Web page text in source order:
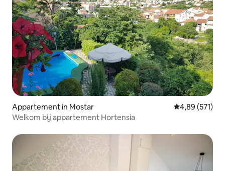
Appartement in Mostar Gemiddelde
4,89 (571)
Welkom bij appartement Hortensia